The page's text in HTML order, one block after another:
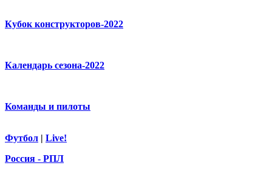
Кубок конструкторов-2022
Календарь сезона-2022
Команды и пилоты
Футбол | Live!
Россия - РПЛ